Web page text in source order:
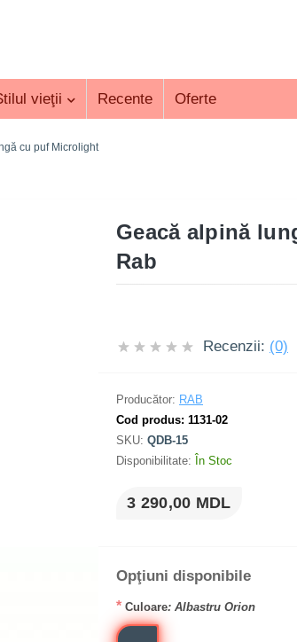
vieţii Recente Oferte
cu puf Microlight
Geacă alpină
Rab
Recenzii: (0)
Producător: RAB
Cod produs: 1131-02
SKU: QDB-15
Disponibilitate: În Stoc
3 290,00 MDL
Opţiuni disponibile
* Culoare: Albastru Orion